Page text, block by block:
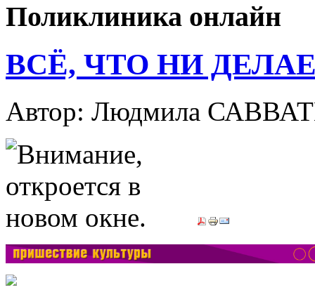
Поликлиника онлайн
ВСЁ, ЧТО НИ
Автор: Людмила